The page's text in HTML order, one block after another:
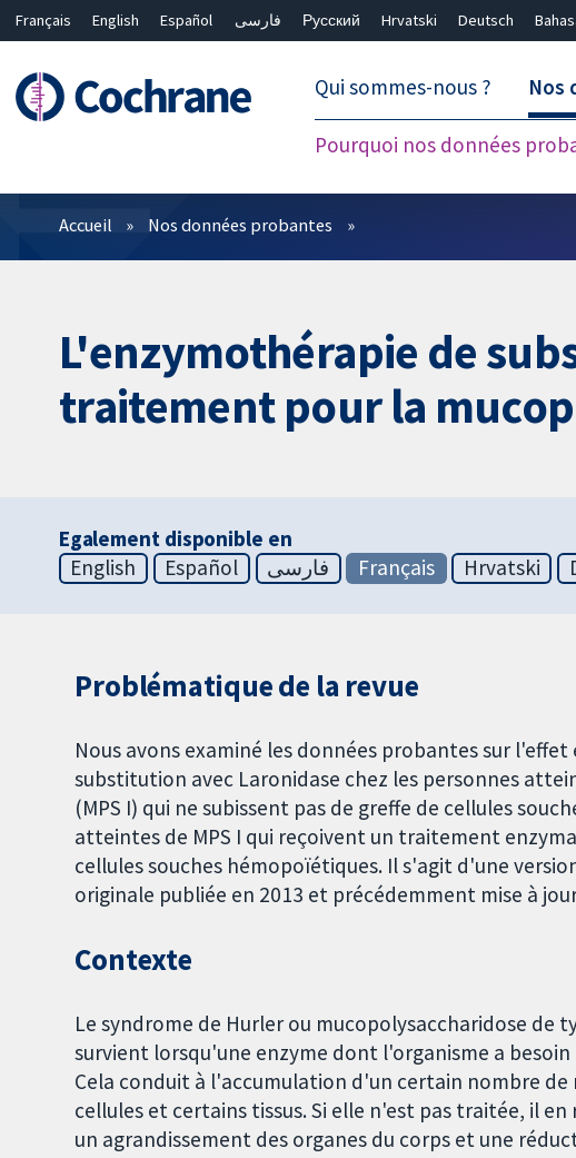
Français English Español فارسی Русский Hrvatski Deutsch
Qui sommes-nous ? Nos
Pourquoi nos données
Filtres
Accueil Nos données probantes
L'enzymothérapie de
traitement pour la
Egalement disponible en
English
Español فارسی Français Hrvatski
Problématique de la revue
Nous avons examiné les données probantes sur
substitution avec Laronidase chez les personnes
(MPS I) qui ne subissent pas de greffe de cellules
atteintes de MPS I qui reçoivent un traitement
cellules souches hémopoïétiques. Il s'agit d'une
originale publiée en 2013 et précédemment mise à
Contexte
Le syndrome de Hurler ou mucopolysaccharidose de
survient lorsqu'une enzyme dont l'organisme a
Cela conduit à l'accumulation d'un certain nombre de
cellules et certains tissus. Si elle n'est pas traitée, il
un agrandissement des organes du corps et une